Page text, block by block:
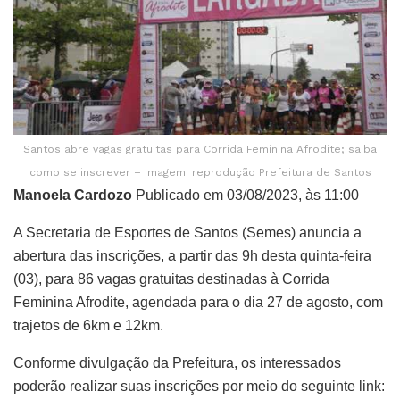
Santos abre vagas gratuitas para Corrida Feminina Afrodite; saiba
como se inscrever – Imagem: reprodução Prefeitura de Santos
Manoela Cardozo Publicado em 03/08/2023, às 11:00
A Secretaria de Esportes de Santos (Semes) anuncia a
abertura das inscrições, a partir das 9h desta quinta-feira
(03), para 86 vagas gratuitas destinadas à Corrida
Feminina Afrodite, agendada para o dia 27 de agosto, com
trajetos de 6km e 12km.
Conforme divulgação da Prefeitura, os interessados
poderão realizar suas inscrições por meio do seguinte link: